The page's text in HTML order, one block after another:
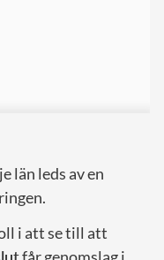
län leds av en
i att se till att